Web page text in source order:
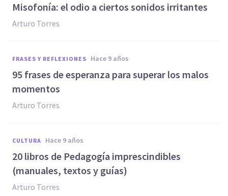
​Misofonía: el odio a ciertos sonidos irritantes
Arturo Torres
FRASES Y REFLEXIONES hace 9 años
95 frases de esperanza para superar los malos
momentos
Arturo Torres
CULTURA hace 9 años
20 libros de Pedagogía imprescindibles
(manuales, textos y guías)
Arturo Torres